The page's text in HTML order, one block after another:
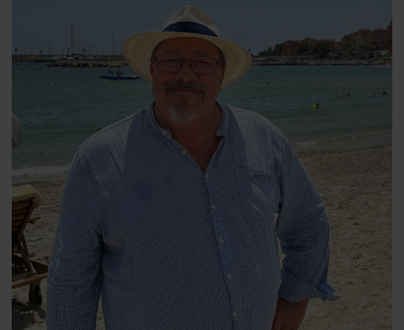
arv, angst, familieliv, frygten for
at miste stemmen og den
livsglæde, han nægter at give slip
på.